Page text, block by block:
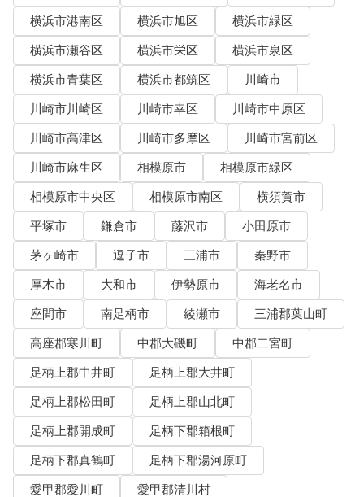
横浜市港南区
横浜市旭区
横浜市緑区
横浜市瀬谷区
横浜市栄区
横浜市泉区
横浜市青葉区
横浜市都筑区
川崎市
川崎市川崎区
川崎市幸区
川崎市中原区
川崎市高津区
川崎市多摩区
川崎市宮前区
川崎市麻生区
相模原市
相模原市緑区
相模原市中央区
相模原市南区
横須賀市
平塚市
鎌倉市 藤沢市
小田原市
茅ヶ崎市
逗子市 三浦市
秦野市
厚木市
大和市 伊勢原市
海老名市
座間市
南足柄市 綾瀬市
三浦郡葉山町
高座郡寒川町
中郡大磯町
中郡二宮町
足柄上郡中井町
足柄上郡大井町
足柄上郡松田町
足柄上郡山北町
足柄上郡開成町
足柄下郡箱根町
足柄下郡真鶴町
足柄下郡湯河原町
愛甲郡愛川町
愛甲郡清川村